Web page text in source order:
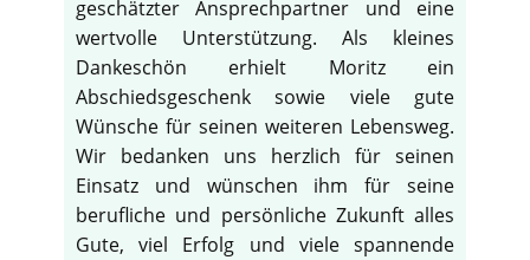
geschätzter Ansprechpartner und eine
wertvolle Unterstützung. Als kleines
Dankeschön erhielt Moritz ein
Abschiedsgeschenk sowie viele gute
Wünsche für seinen weiteren Lebensweg.
Wir bedanken uns herzlich für seinen
Einsatz und wünschen ihm für seine
berufliche und persönliche Zukunft alles
Gute, viel Erfolg und viele spannende